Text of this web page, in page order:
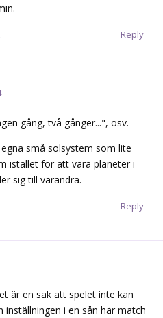
Reply
gång, två gånger...", osv.
små solsystem som lite
istället för att vara planeter i
sig till varandra.
Reply
är en sak att spelet inte kan
i en sån här match